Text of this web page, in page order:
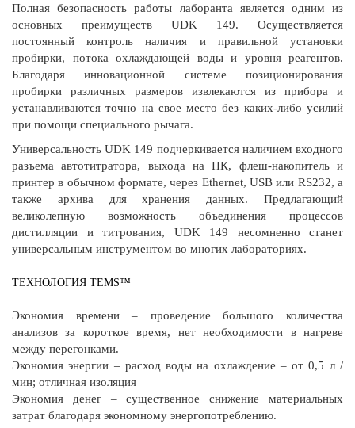
Полная безопасность работы лаборанта является одним из
основных преимуществ UDK 149. Осуществляется
постоянный контроль наличия и правильной установки
пробирки, потока охлаждающей воды и уровня реагентов.
Благодаря инновационной системе позиционирования
пробирки различных размеров извлекаются из прибора и
устанавливаются точно на свое место без каких-либо усилий
при помощи специального рычага.
Универсальность UDK 149 подчеркивается наличием входного
разъема автотитратора, выхода на ПК, флеш-накопитель и
принтер в обычном формате, через Ethernet, USB или RS232, а
также архива для хранения данных. Предлагающий
великолепную возможность объединения процессов
дистилляции и титрования, UDK 149 несомненно станет
универсальным инструментом во многих лабораториях.
ТЕХНОЛОГИЯ TEMS™
Экономия времени – проведение большого количества
анализов за короткое время, нет необходимости в нагреве
между перегонками.
Экономия энергии – расход воды на охлаждение – от 0,5 л /
мин; отличная изоляция
Экономия денег – существенное снижение материальных
затрат благодаря экономному энергопотреблению.